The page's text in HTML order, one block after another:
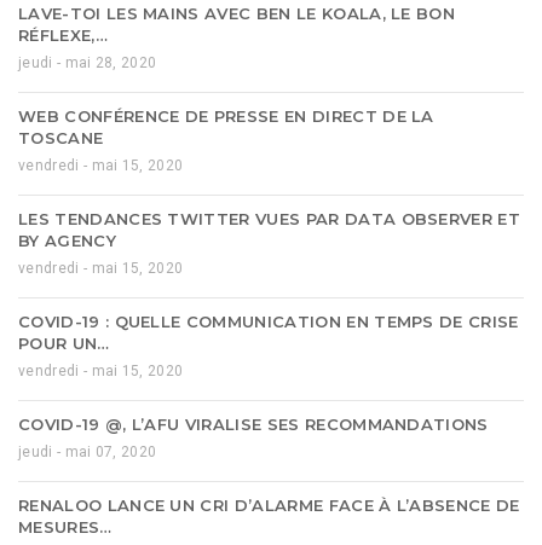
LAVE-TOI LES MAINS AVEC BEN LE KOALA, LE BON
RÉFLEXE,…
jeudi - mai 28, 2020
WEB CONFÉRENCE DE PRESSE EN DIRECT DE LA
TOSCANE
vendredi - mai 15, 2020
LES TENDANCES TWITTER VUES PAR DATA OBSERVER ET
BY AGENCY
vendredi - mai 15, 2020
COVID-19 : QUELLE COMMUNICATION EN TEMPS DE CRISE
POUR UN…
vendredi - mai 15, 2020
COVID-19 @, L’AFU VIRALISE SES RECOMMANDATIONS
jeudi - mai 07, 2020
RENALOO LANCE UN CRI D’ALARME FACE À L’ABSENCE DE
MESURES…